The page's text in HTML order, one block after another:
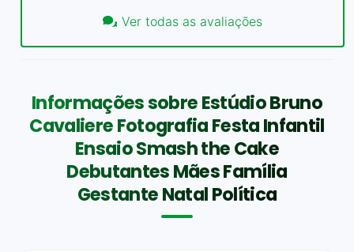
Ver todas as avaliações
Informações sobre Estúdio Bruno
Cavaliere Fotografia Festa Infantil
Ensaio Smash the Cake
Debutantes Mães Família
Gestante Natal Política